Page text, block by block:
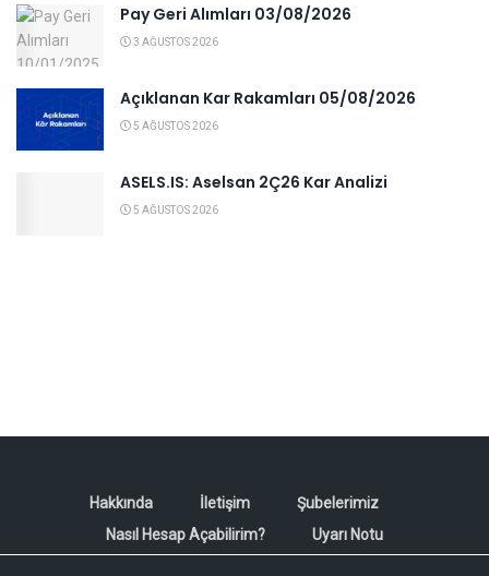
Pay Geri Alımları 03/08/2026
3 AĞUSTOS 2026
Açıklanan Kar Rakamları 05/08/2026
5 AĞUSTOS 2026
ASELS.IS: Aselsan 2Ç26 Kar Analizi
5 AĞUSTOS 2026
Hakkında İletişim
Şubelerimiz
Nasıl Hesap Açabilirim?
Uyarı Notu